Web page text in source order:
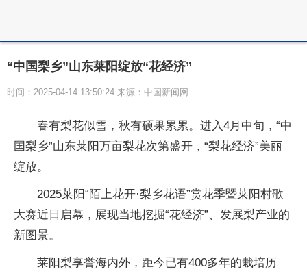
“中国梨乡”山东莱阳绽放“花经济”
时间：2025-04-14 13:50:24 来源：中国新闻网
春有梨花似雪，秋有硕果累累。进入4月中旬，“中
国梨乡”山东莱阳万亩梨花次第盛开，“梨花经济”美丽
绽放。
2025莱阳“陌上花开·梨乡花语”赏花季暨莱阳村歌
大赛近日启幕，展现当地挖掘“花经济”、发展梨产业的
新图景。
莱阳梨享誉海内外，距今已有400多年的栽培历